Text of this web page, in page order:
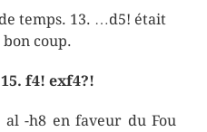
temps. 13. …d5! était
coup.
f4! exf4?!
al -h8 en faveur du Fou